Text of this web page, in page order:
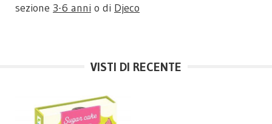
sezione 3-6 anni o di Djeco
VISTI DI RECENTE